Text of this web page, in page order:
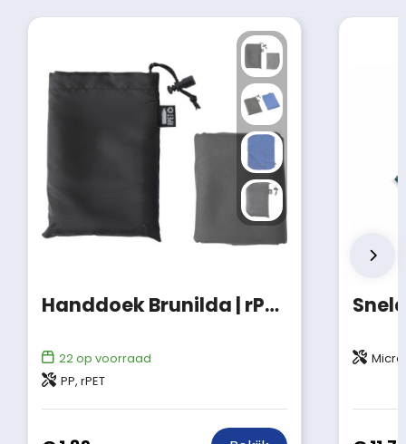
Handdoek Brunilda | rPET | 79x30 cm
22op voorraad
PP, rPET